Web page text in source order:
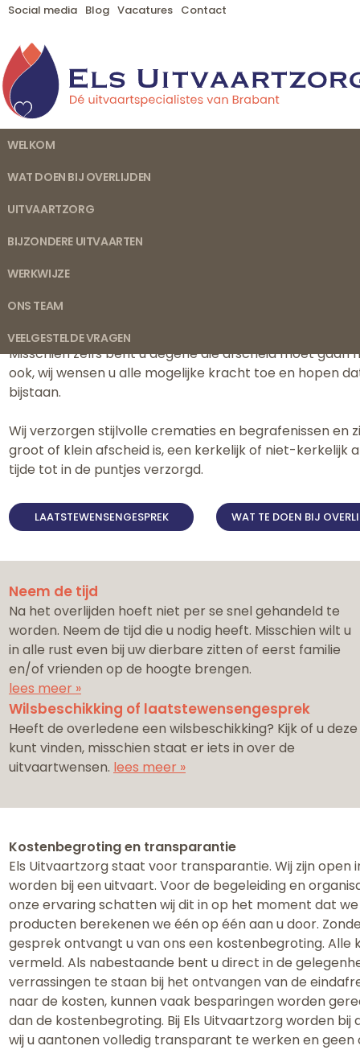
Social media Blog Vacatures Contact
WELKOM
WAT DOEN BIJ OVERLIJDEN
UITVAARTZORG
BIJZONDERE UITVAARTEN
WERKWIJZE
ONS TEAM
VEELGESTELDE VRAGEN
Crematie Berkel-Enschot
Misschien bezoekt u onze website omdat u zich op dit
ernstig ziek en komt mogelijk te overlijden. Of u hebt
Misschien zelfs bent u degene die afscheid moet gaan
ook, wij wensen u alle mogelijke kracht toe en hopen
bijstaan.
Wij verzorgen stijlvolle crematies en begrafenissen en
groot of klein afscheid is, een kerkelijk of niet-
tijde tot in de puntjes verzorgd.
LAATSTEWENSENGESPREK WAT TE DOEN BIJ
Neem de tijd
Na het overlijden hoeft niet per se snel gehandeld te
worden. Neem de tijd die u nodig heeft. Misschien wilt u
in alle rust even bij uw dierbare zitten of eerst familie
en/of vrienden op de hoogte brengen.
lees meer »
Wilsbeschikking of laatstewensengesprek
Heeft de overledene een wilsbeschikking? Kijk of u deze
kunt vinden, misschien staat er iets in over de
uitvaartwensen. lees meer »
Kostenbegroting en transparantie
Els Uitvaartzorg staat voor transparantie. Wij zijn
worden bij een uitvaart. ​Voor de begeleiding en
onze ervaring schatten wij dit in op het moment dat
producten berekenen we één op één aan u door.
gesprek ontvangt u van ons een kostenbegroting.
vermeld. Als nabestaande bent u direct in de
verrassingen te staan bij het ontvangen van de
naar de kosten, kunnen vaak besparingen worden
dan de kostenbegroting. Bij Els Uitvaartzorg worden
wij u aantonen volledig transparant te werken en